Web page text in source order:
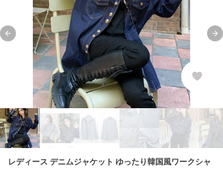
Previous slide
レディース デニムジャケット ゆったり韓国風ワークシャ